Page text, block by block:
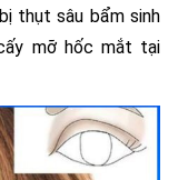
thụt sâu bẩm sinh
mỡ hốc mắt tại